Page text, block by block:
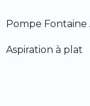
Pompe Fontaine
Aspiration à plat